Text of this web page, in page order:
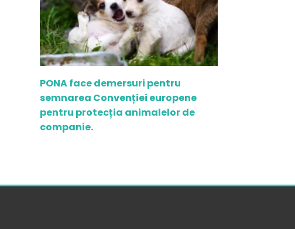
PONA face demersuri pentru
semnarea Convenției europene
pentru protecția animalelor de
companie.